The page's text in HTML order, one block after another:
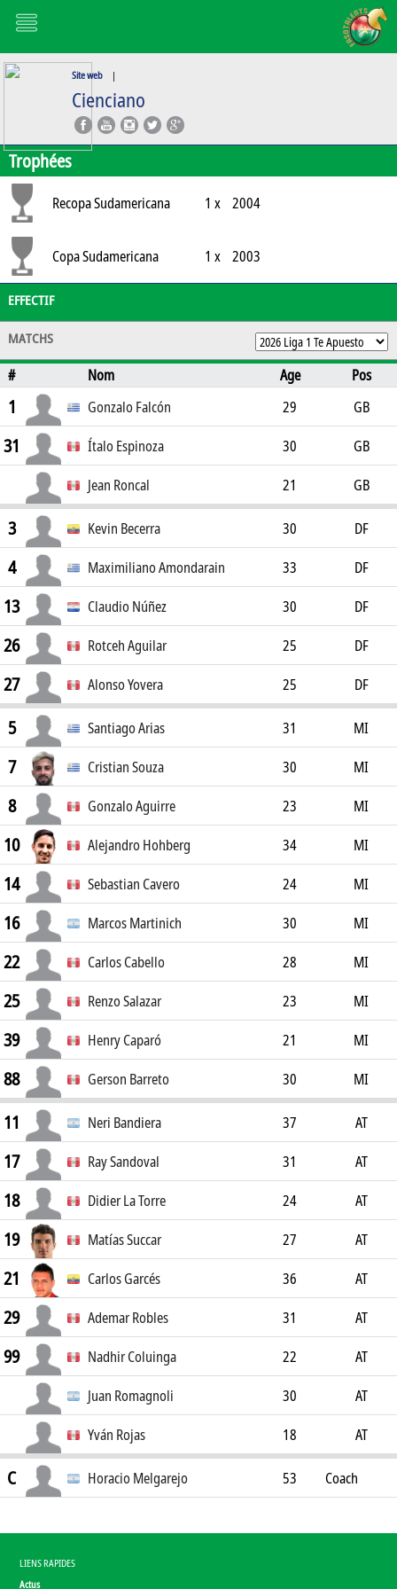
Site web |
Cienciano
Trophées
Recopa Sudamericana 1 x 2004
Copa Sudamericana 1 x 2003
EFFECTIF
MATCHS
# Nom Age Pos
1 Gonzalo Falcón 29 GB
31 Ítalo Espinoza 30
GB
Jean Roncal
21 GB
3 Kevin Becerra 30 DF
4 Maximiliano Amondarain 33 DF
13 Claudio Núñez 30 DF
26 Rotceh Aguilar 25 DF
27 Alonso Yovera 25 DF
5 Santiago Arias 31 MI
7 Cristian Souza 30 MI
8 Gonzalo Aguirre 23 MI
10 Alejandro Hohberg 34 MI
14 Sebastian Cavero 24 MI
16 Marcos Martinich 30 MI
22 Carlos Cabello 28 MI
25 Renzo Salazar 23 MI
39 Henry Caparó 21 MI
88 Gerson Barreto 30 MI
11 Neri Bandiera 37 AT
17 Ray Sandoval 31 AT
18 Didier La Torre 24 AT
19 Matías Succar 27 AT
21 Carlos Garcés 36 AT
29 Ademar Robles 31 AT
99 Nadhir Coluinga 22
AT
Juan Romagnoli
30
AT
Yván Rojas
18 AT
C Horacio Melgarejo 53 Coach
LIENS RAPIDES
Actus